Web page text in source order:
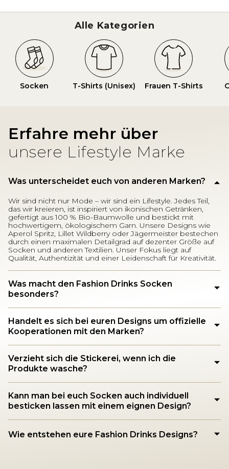
Alle Kategorien
Socken T-Shirts (Unisex) Frauen T-Shirts
Erfahre mehr über
unsere Lifestyle Marke
Was unterscheidet euch von anderen Marken?
Wir sind nicht nur Mode – wir sind ein Lifestyle. Jedes Teil,
das wir kreieren, ist inspiriert von ikonischen Getränken,
gefertigt aus 100 % Bio-Baumwolle und bestickt mit
hochwertigem, ökologischem Garn. Unsere Designs wie
Aperol Spritz, Lillet Wildberry oder Jägermeister bestechen
durch einen maximalen Detailgrad auf dezenter Größe auf
Socken und anderen Textilien. Unser Fokus liegt auf
Qualität, Authentizität und einer Leidenschaft für Kreativität.
Was macht den Fashion Drinks Socken
besonders?
Handelt es sich bei euren Designs um offizielle
Kooperationen mit den Marken?
Verzieht sich die Stickerei, wenn ich die
Produkte wasche?
Kann man bei euch Socken auch individuell
besticken lassen mit einem eignen Design?
Wie entstehen eure Fashion Drinks Designs?